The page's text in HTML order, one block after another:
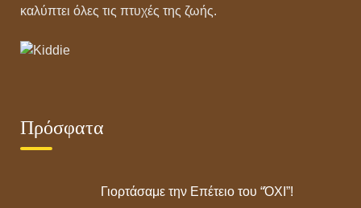
καλύπτει όλες τις πτυχές της ζωής.
Πρόσφατα
Γιορτάσαμε την Επέτειο του “ΌΧΙ”!